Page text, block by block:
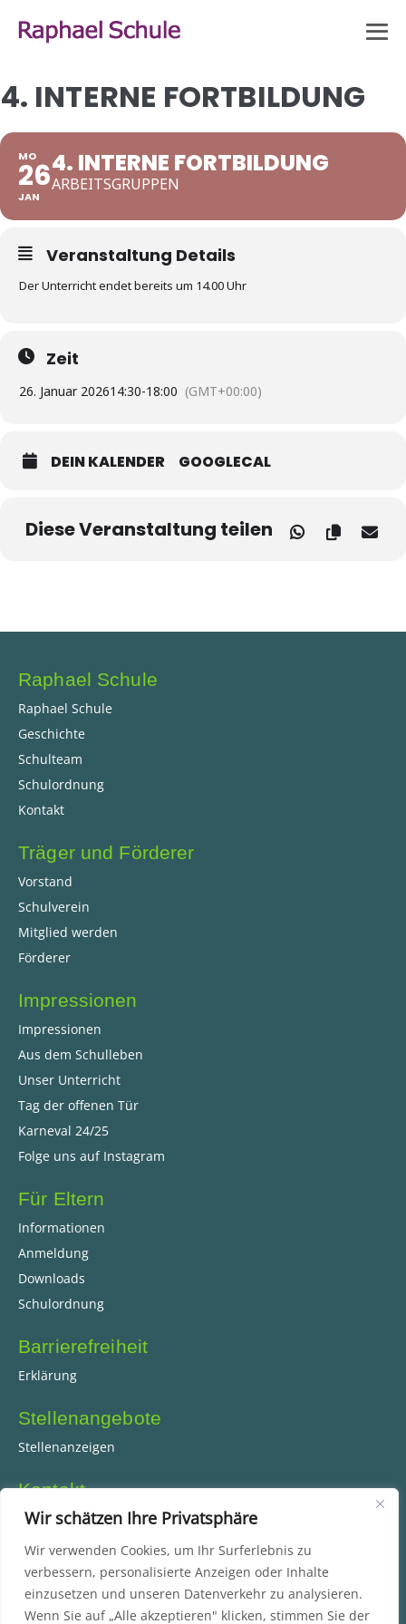
Wir schätzen Ihre Privatsphäre
Wir verwenden Cookies, um Ihr Surferlebnis zu
verbessern, personalisierte Anzeigen oder Inhalte
einzusetzen und unseren Datenverkehr zu analysieren.
Wenn Sie auf „Alle akzeptieren" klicken, stimmen Sie der
Inhalt
4. INTERNE FORTBILDUNG
MO
26
JAN
4. INTERNE FORTBILDUNG
ARBEITSGRUPPEN
Veranstaltung Details
Der Unterricht endet bereits um 14.00 Uhr
Zeit
26. Januar 202614:30-18:00 (GMT+00:00)
DEIN KALENDER GOOGLECAL
Diese Veranstaltung teilen
Raphael Schule
Raphael Schule
Geschichte
Schulteam
Schulordnung
Kontakt
Träger und Förderer
Vorstand
Schulverein
Mitglied werden
Förderer
Impressionen
Impressionen
Aus dem Schulleben
Unser Unterricht
Tag der offenen Tür
Karneval 24/25
Folge uns auf Instagram
Für Eltern
Informationen
Anmeldung
Downloads
Schulordnung
Barrierefreiheit
Erklärung
Stellenangebote
Stellenanzeigen
Kontakt
Coesfelder Straße 75
Tel.: +49 209 51 30 260
Fax: +49 209 51 30 26 15
E-Mail: kontakt@rsge.de